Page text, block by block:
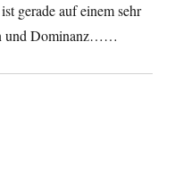
gerade auf einem sehr
und Dominanz……